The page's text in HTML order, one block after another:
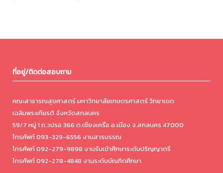
ที่อยู่/ติดต่อสอบถาม
คณะสาธารณสุขศาสตร์ มหาวิทยาลัยเกษตรศาสตร์ วิทยาเขต
เฉลิมพระเกียรติ จังหวัดสกลนคร
59/7 หมู่ 1 ถ.วปรอ 366 ต.เชียงเครือ อ.เมือง จ.สกลนคร 47000
โทรศัพท์ 093-329-6556 งานสารบรรณ
โทรศัพท์ 092-279-9898 งานรับเข้าศึกษาระดับปริญญาตรี
โทรศัพท์ 092-278-4848 งานระดับบัณฑิตศึกษา